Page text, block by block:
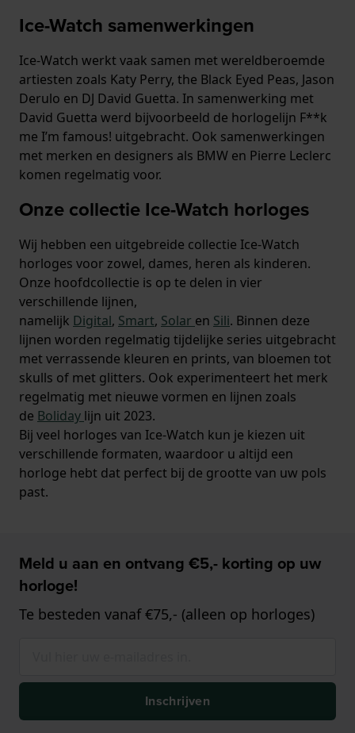
Ice-Watch samenwerkingen
Ice-Watch werkt vaak samen met wereldberoemde
artiesten zoals Katy Perry, the Black Eyed Peas, Jason
Derulo en DJ David Guetta. In samenwerking met
David Guetta werd bijvoorbeeld de horlogelijn F**k
me I’m famous! uitgebracht. Ook samenwerkingen
met merken en designers als BMW en Pierre Leclerc
komen regelmatig voor.
Onze collectie Ice-Watch horloges
Wij hebben een uitgebreide collectie Ice-Watch
horloges voor zowel, dames, heren als kinderen.
Onze hoofdcollectie is op te delen in vier
verschillende lijnen,
namelijk Digital, Smart, Solar en Sili. Binnen deze
lijnen worden regelmatig tijdelijke series uitgebracht
met verrassende kleuren en prints, van bloemen tot
skulls of met glitters. Ook experimenteert het merk
regelmatig met nieuwe vormen en lijnen zoals
de Boliday lijn uit 2023.
Bij veel horloges van Ice-Watch kun je kiezen uit
verschillende formaten, waardoor u altijd een
horloge hebt dat perfect bij de grootte van uw pols
past.
Meld u aan en ontvang €5,- korting op uw
horloge!
Te besteden vanaf €75,- (alleen op horloges)
Inschrijven